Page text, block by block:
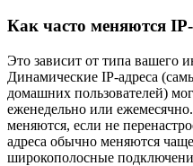
Как часто меняются IP-
Это зависит от типа вашего
Динамические IP-адреса
домашних пользователей)
еженедельно или
меняются, если не
адреса обычно меняются
широкополосные